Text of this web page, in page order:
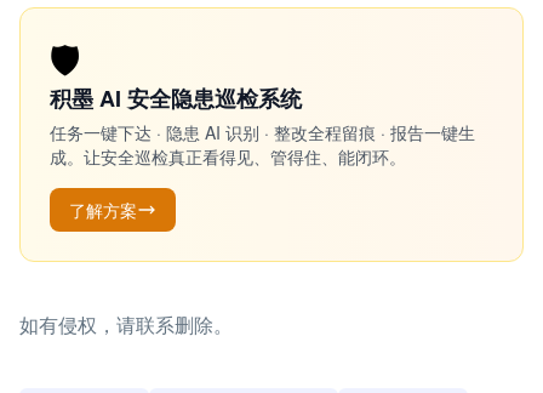
🛡️
积墨 AI 安全隐患巡检系统
任务一键下达 · 隐患 AI 识别 · 整改全程留痕 · 报告一键生
成。让安全巡检真正看得见、管得住、能闭环。
了解方案
如有侵权，请联系删除。